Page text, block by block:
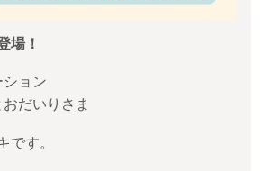
場！
ョン
だいりさま
です。